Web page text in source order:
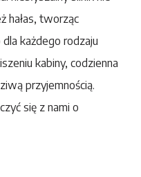
hałas, tworząc
każdego rodzaju
kabiny, codzienna
przyjemnością.
się z nami o